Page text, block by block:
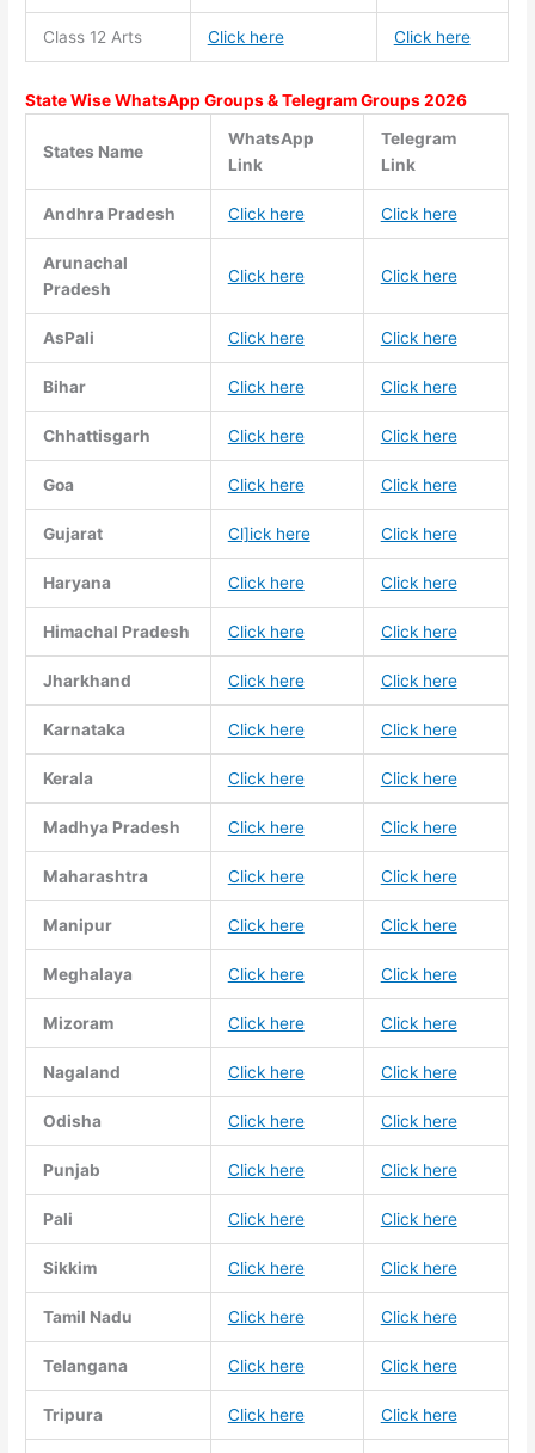
Class 12 Arts Click here Click here
State Wise WhatsApp Groups & Telegram Groups 2026
States Name
WhatsApp
Link
Telegram
Link
Andhra Pradesh Click here Click here
Arunachal
Pradesh
Click here Click here
AsPali Click here Click here
Bihar Click here Click here
Chhattisgarh Click here Click here
Goa Click here Click here
Gujarat Cl]ick here Click here
Haryana Click here Click here
Himachal Pradesh Click here Click here
Jharkhand Click here Click here
Karnataka Click here Click here
Kerala Click here Click here
Madhya Pradesh Click here Click here
Maharashtra Click here Click here
Manipur Click here Click here
Meghalaya Click here Click here
Mizoram Click here Click here
Nagaland Click here Click here
Odisha Click here Click here
Punjab Click here Click here
Pali Click here Click here
Sikkim Click here Click here
Tamil Nadu Click here Click here
Telangana Click here Click here
Tripura Click here Click here